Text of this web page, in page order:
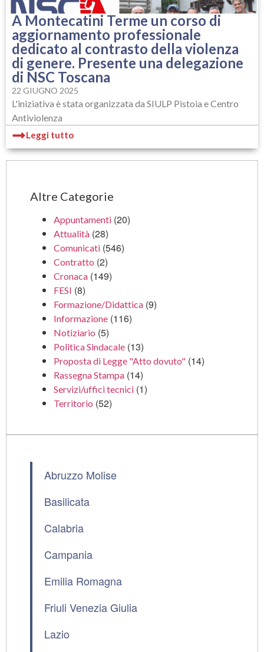
A Montecatini Terme un corso di
aggiornamento professionale
dedicato al contrasto della violenza
di genere. Presente una delegazione
di NSC Toscana
22 GIUGNO 2025
L'iniziativa è stata organizzata da SIULP Pistoia e Centro
Antiviolenza
Leggi tutto
Altre Categorie
Appuntamenti (20)
Attualità (28)
Comunicati (546)
Contratto (2)
Cronaca (149)
FESI (8)
Formazione/Didattica (9)
Informazione (116)
Notiziario (5)
Politica Sindacale (13)
Proposta di Legge "Atto dovuto" (14)
Rassegna Stampa (14)
Servizi/uffici tecnici (1)
Territorio (52)
Abruzzo Molise
Basilicata
Calabria
Campania
Emilia Romagna
Friuli Venezia Giulia
Lazio